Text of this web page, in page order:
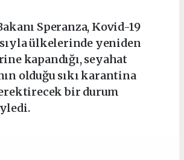
Speranza, Kovid-19
ülkelerinde yeniden
kapandığı, seyahat
olduğu sıkı karantina
bir durum